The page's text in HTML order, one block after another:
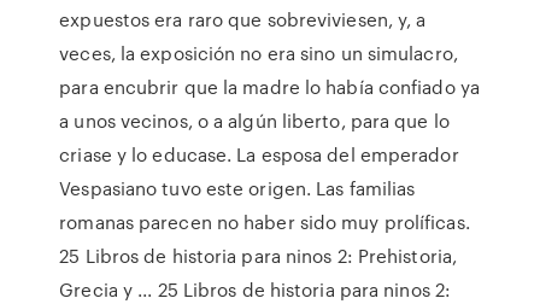
expuestos era raro que sobreviviesen, y, a
veces, la exposición no era sino un simulacro,
para encubrir que la madre lo había confiado ya
a unos vecinos, o a algún liberto, para que lo
criase y lo educase. La esposa del emperador
Vespasiano tuvo este origen. Las familias
romanas parecen no haber sido muy prolíficas.
25 Libros de historia para ninos 2: Prehistoria,
Grecia y ... 25 Libros de historia para ninos 2: